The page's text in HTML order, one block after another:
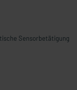
Sensorbetätigung